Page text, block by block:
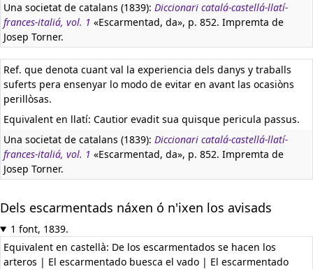
Una societat de catalans (1839): Diccionari catalá-castellá-llatí-
frances-italiá, vol. 1 «Escarmentad, da», p. 852. Impremta de
Josep Torner.
Ref. que denota cuant val la experiencia dels danys y traballs
suferts pera ensenyar lo modo de evitar en avant las ocasiòns
perillòsas.
Equivalent en llatí: Cautior evadit sua quisque pericula passus.
Una societat de catalans (1839): Diccionari catalá-castellá-llatí-
frances-italiá, vol. 1 «Escarmentad, da», p. 852. Impremta de
Josep Torner.
Dels escarmentads náxen ó n'ixen los avisads
1 font, 1839.
Equivalent en castellà: De los escarmentados se hacen los
arteros | El escarmentado buesca el vado | El escarmentado